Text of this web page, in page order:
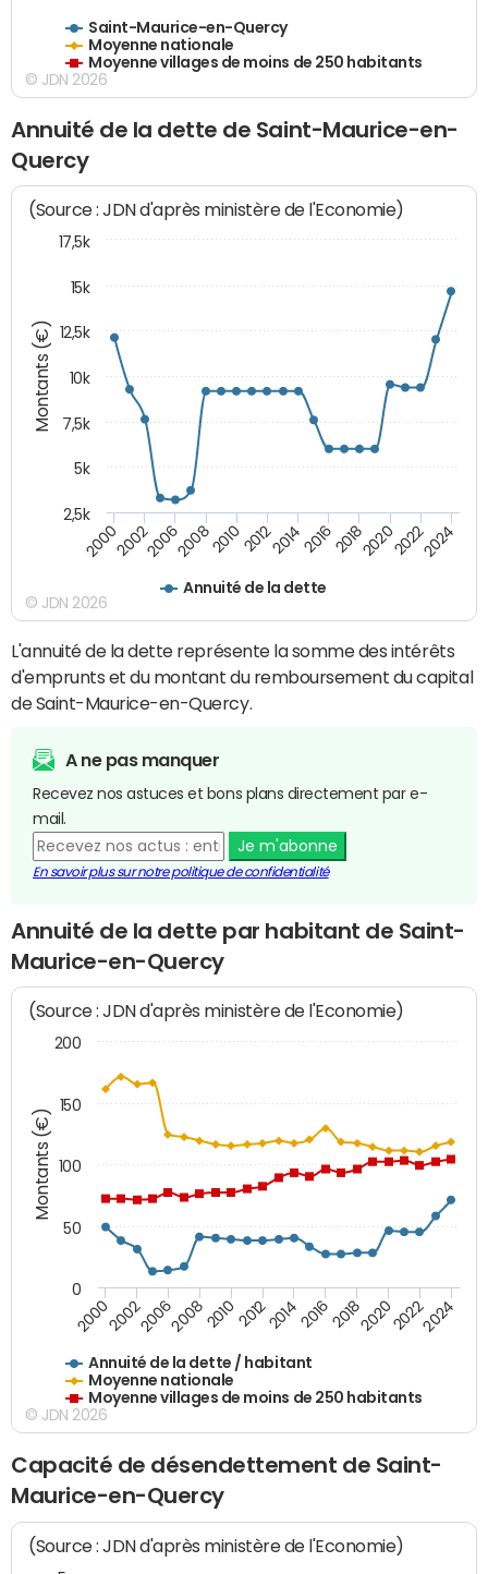
Saint-Maurice-en-Quercy
Moyenne nationale
Moyenne villages de moins de 250 habitants
© JDN 2026
Annuité de la dette de Saint-Maurice-en-
Quercy
Montants (€)
(Source : JDN d'après ministère de l'Economie)
Annuité de la dette
200020022006200820102012201420162018202020222024
2,5k
5k
7,5k
10k
12,5k
15k
17,5k
© JDN 2026
L'annuité de la dette représente la somme des intérêts
d'emprunts et du montant du remboursement du capital
de Saint-Maurice-en-Quercy.
A ne pas manquer
Recevez nos astuces et bons plans directement par e-
mail.
Je m'abonne
En savoir plus sur notre politique de confidentialité
Annuité de la dette par habitant de Saint-
Maurice-en-Quercy
Montants (€)
(Source : JDN d'après ministère de l'Economie)
Annuité de la dette / habitant
Moyenne nationale
Moyenne villages de moins de 250 habitants
200020022006200820102012201420162018202020222024
0
50
100
150
200
© JDN 2026
Capacité de désendettement de Saint-
Maurice-en-Quercy
(Source : JDN d'après ministère de l'Economie)